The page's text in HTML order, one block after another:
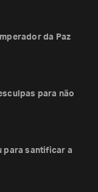
da Paz
para não
para santificar a